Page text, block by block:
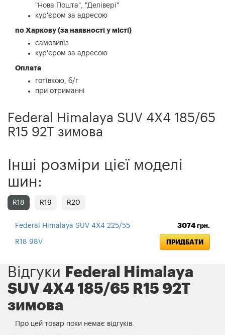
"Нова Пошта", "Делівері"
кур'єром за адресою
по Харкову (за наявності у місті)
самовивіз
кур'єром за адресою
Оплата
готівкою, б/г
при отриманні
Federal Himalaya SUV 4X4 185/65
R15 92T зимова
Інші розміри цієї моделі
шин:
R18 R19 R20
Federal Himalaya SUV 4X4 225/55
R18 98V
3074грн.
ПРИДБАТИ
Відгуки Federal Himalaya
SUV 4X4 185/65 R15 92T
зимова
Про цей товар поки немає відгуків.